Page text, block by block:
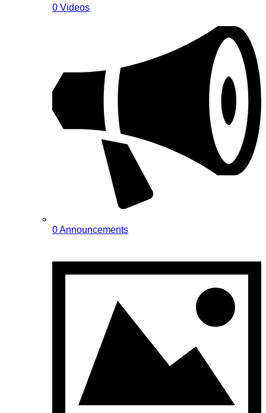
0 Videos
0 Announcements